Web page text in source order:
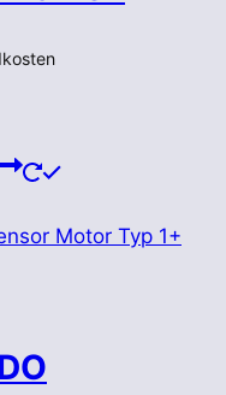
Dieses
weist